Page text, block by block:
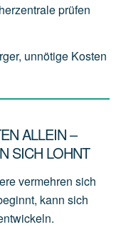
prüfen
unnötige Kosten
ALLEIN –
SICH LOHNT
vermehren sich
kann sich